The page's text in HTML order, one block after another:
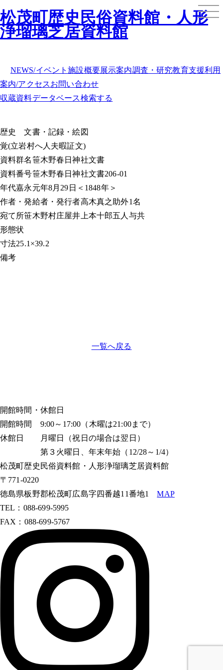
松茂町歴史民俗資料館・人形
浄瑠璃芝居資料館
NEWS/イベント施設概要展示案内調査・研究教育支援利用
案内/アクセスお問い合わせ
収蔵資料データベース検索する
歴史
文書・記録・絵図
覚(立岩村へ人夫暇証文)
資料群名笹木野春日神社文書
資料番号笹木野春日神社文書206-01
年代嘉永元年8月29日＜1848年＞
作者・発給者・発行者高木真之助外1名
宛て所笹木野村庄屋井上本十郎五人与共
形態状
寸法25.1×39.2
備考
一覧へ戻る
開館時間・休館日
開館時間 9:00～17:00（木曜は21:00まで）
休館日 月曜日（祝日の場合は翌日）
第３火曜日、年末年始（12/28～1/4）
松茂町歴史民俗資料館・人形浄瑠璃芝居資料館
〒771-0220
徳島県板野郡松茂町広島字四番越11番地1MAP
TEL：088-699-5995
FAX：088-699-5767